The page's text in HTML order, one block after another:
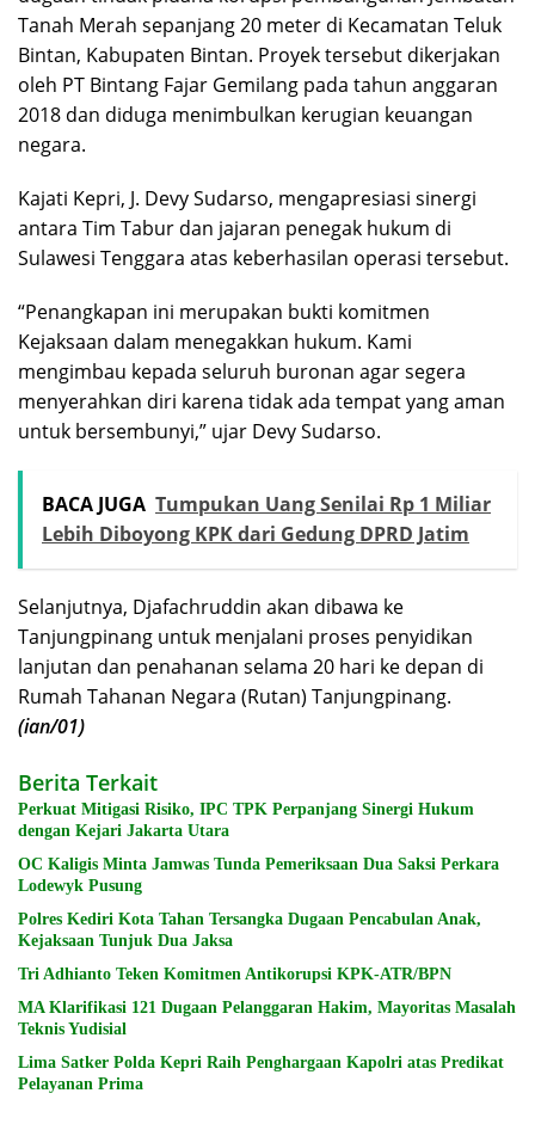
Tanah Merah sepanjang 20 meter di Kecamatan Teluk
Bintan, Kabupaten Bintan. Proyek tersebut dikerjakan
oleh PT Bintang Fajar Gemilang pada tahun anggaran
2018 dan diduga menimbulkan kerugian keuangan
negara.
Kajati Kepri, J. Devy Sudarso, mengapresiasi sinergi
antara Tim Tabur dan jajaran penegak hukum di
Sulawesi Tenggara atas keberhasilan operasi tersebut.
“Penangkapan ini merupakan bukti komitmen
Kejaksaan dalam menegakkan hukum. Kami
mengimbau kepada seluruh buronan agar segera
menyerahkan diri karena tidak ada tempat yang aman
untuk bersembunyi,” ujar Devy Sudarso.
BACA JUGA Tumpukan Uang Senilai Rp 1 Miliar
Lebih Diboyong KPK dari Gedung DPRD Jatim
Selanjutnya, Djafachruddin akan dibawa ke
Tanjungpinang untuk menjalani proses penyidikan
lanjutan dan penahanan selama 20 hari ke depan di
Rumah Tahanan Negara (Rutan) Tanjungpinang.
(ian/01)
Berita Terkait
Perkuat Mitigasi Risiko, IPC TPK Perpanjang Sinergi Hukum
dengan Kejari Jakarta Utara
OC Kaligis Minta Jamwas Tunda Pemeriksaan Dua Saksi Perkara
Lodewyk Pusung
Polres Kediri Kota Tahan Tersangka Dugaan Pencabulan Anak,
Kejaksaan Tunjuk Dua Jaksa
Tri Adhianto Teken Komitmen Antikorupsi KPK-ATR/BPN
MA Klarifikasi 121 Dugaan Pelanggaran Hakim, Mayoritas Masalah
Teknis Yudisial
Lima Satker Polda Kepri Raih Penghargaan Kapolri atas Predikat
Pelayanan Prima